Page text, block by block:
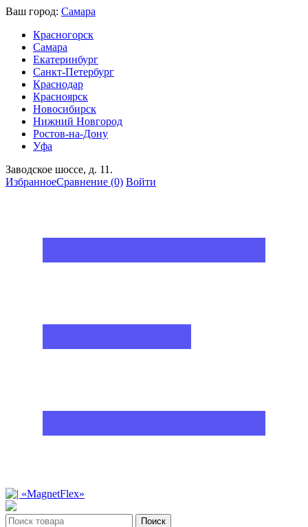
Ваш город: Самара
Красногорск
Самара
Екатеринбург
Санкт-Петербург
Краснодар
Красноярск
Новосибирск
Нижний Новгород
Ростов-на-Дону
Уфа
Заводское шоссе, д. 11.
ИзбранноеСравнение (0) Войти
Поиск